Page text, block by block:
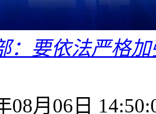
：要依法严格
08月06日